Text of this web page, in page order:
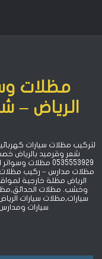
مظلات
الرياض –
لتركيب مظلات سيارات
0535553929
مظلات مدارس – ركيب مظلات
الرياض مظلة خارجية
وخشب. مظلات
سيارات,مظلات سيارات
سيارات